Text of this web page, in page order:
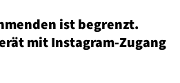
istbegrenzt.
mit Instagram-Zugang